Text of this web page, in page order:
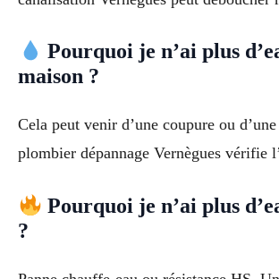
Pourquoi je n’ai plus
maison ?
Cela peut venir d’une coupure ou
plombier dépannage Vernègues vérifie
Pourquoi je n’ai plus
?